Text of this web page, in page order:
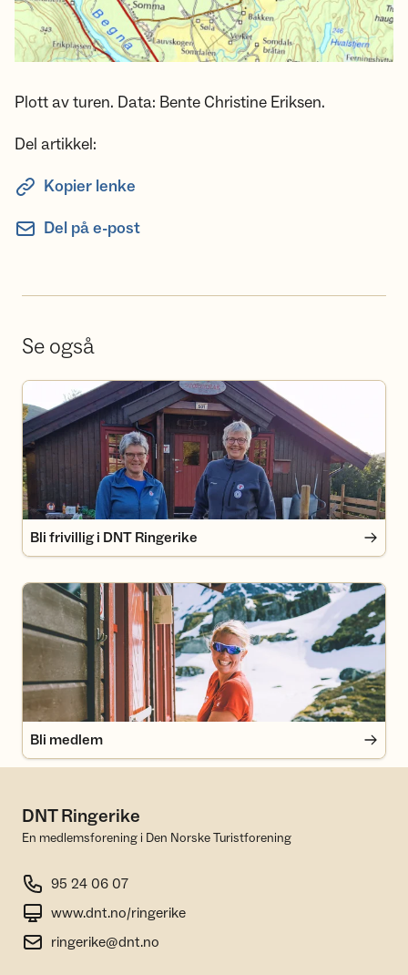
Plott av turen. Data: Bente Christine Eriksen.
Del artikkel:
Kopier lenke
Del på e-post
Se også
Bli frivillig i DNT Ringerike
Bli frivillig i DNT Ringerike
Bli medlem
Bli medlem
DNT Ringerike
En medlemsforening i Den Norske Turistforening
95 24 06 07
www.dnt.no/ringerike
ringerike@dnt.no